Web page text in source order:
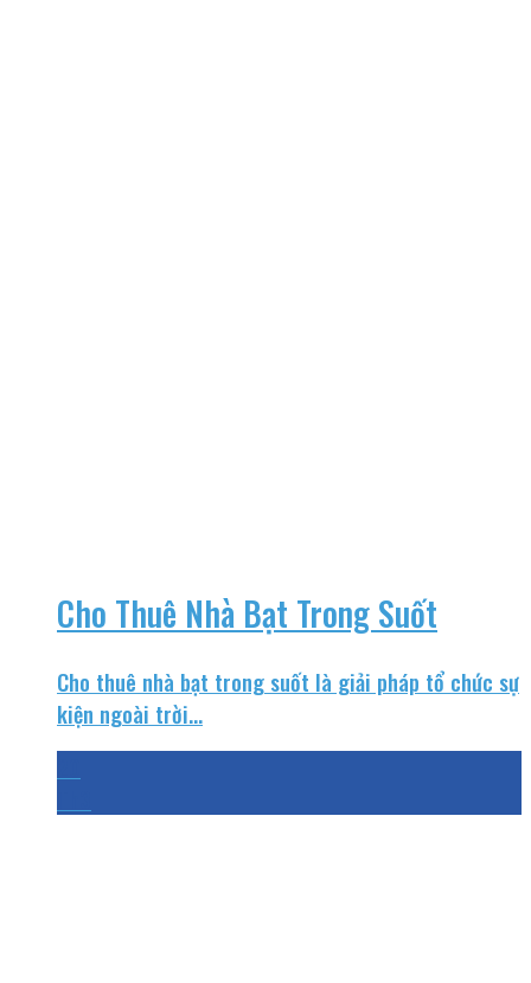
Cho Thuê Nhà Bạt Trong Suốt
Cho thuê nhà bạt trong suốt là giải pháp tổ chức sự
kiện ngoài trời...